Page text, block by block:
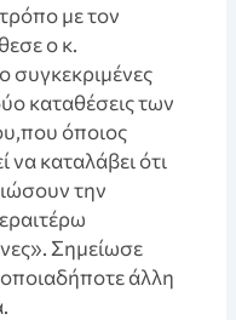
με τον
ο κ.
συγκεκριμένες
καταθέσεις των
όποιος
να καταλάβει ότι
την
Σημείωσε
οποιαδήποτε άλλη